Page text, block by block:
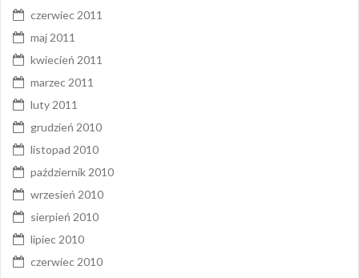
czerwiec 2011
maj 2011
kwiecień 2011
marzec 2011
luty 2011
grudzień 2010
listopad 2010
październik 2010
wrzesień 2010
sierpień 2010
lipiec 2010
czerwiec 2010